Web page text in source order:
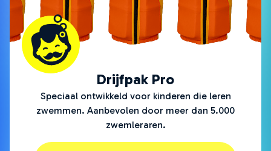
Drijfpak Pro
Speciaal ontwikkeld voor kinderen die leren
zwemmen. Aanbevolen door meer dan 5.000
zwemleraren.